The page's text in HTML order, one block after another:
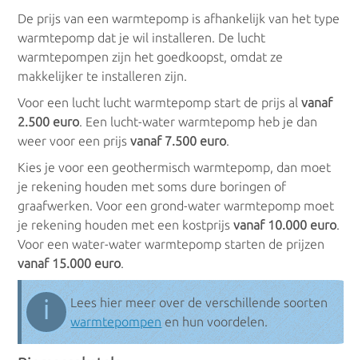
De prijs van een warmtepomp is afhankelijk van het type
warmtepomp dat je wil installeren. De lucht
warmtepompen zijn het goedkoopst, omdat ze
makkelijker te installeren zijn.
Voor een lucht lucht warmtepomp start de prijs alvanaf
2.500 euro. Een lucht-water warmtepomp heb je dan
weer voor een prijsvanaf 7.500 euro.
Kies je voor een geothermisch warmtepomp, dan moet
je rekening houden met soms dure boringen of
graafwerken. Voor een grond-water warmtepomp moet
je rekening houden met een kostprijsvanaf 10.000 euro.
Voor een water-water warmtepomp starten de prijzen
vanaf 15.000 euro.
ℹ
Lees hier meer over de verschillende soorten
warmtepompenen hun voordelen.